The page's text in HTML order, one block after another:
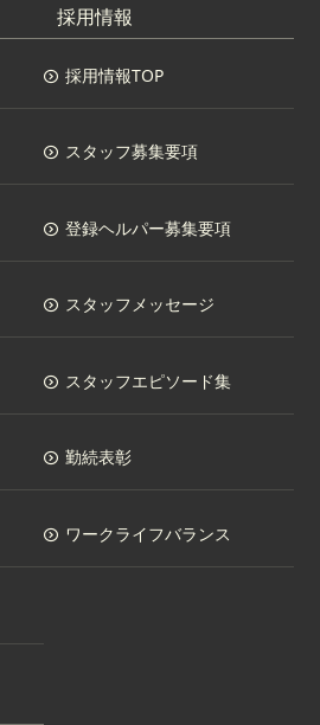
採用情報
採用情報TOP
スタッフ募集要項
登録ヘルパー募集要項
スタッフメッセージ
スタッフエピソード集
勤続表彰
ワークライフバランス